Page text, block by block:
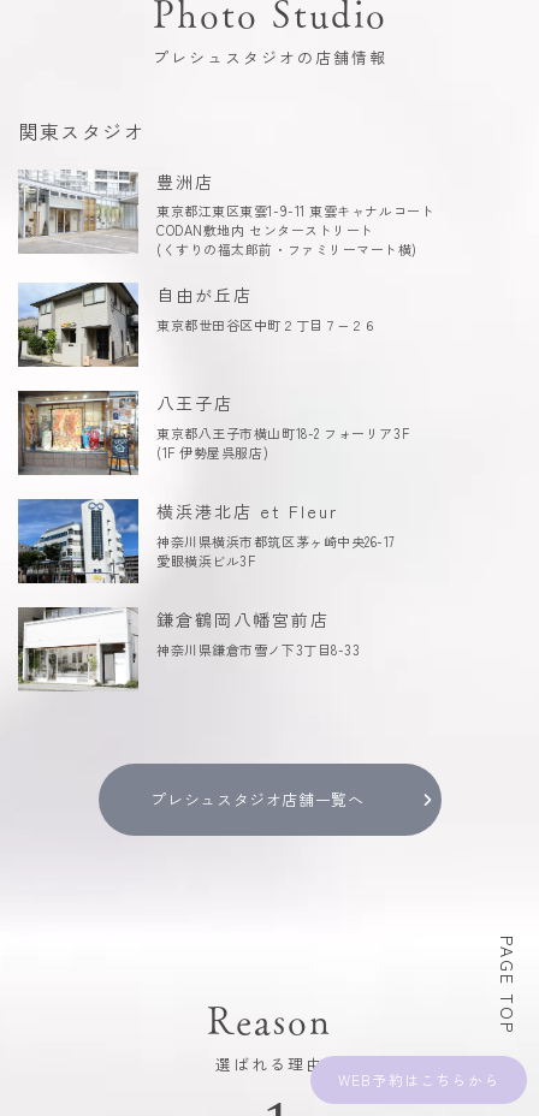
WEB予約
プレシュスタジオの店舗情報
関東スタジオ
豊洲店
東京都江東区東雲1-9-11 東雲キャナルコート
CODAN敷地内 センターストリート
(くすりの福太郎前・ファミリーマート横)
自由が丘店
東京都世田谷区中町２丁目７−２６
八王子店
東京都八王子市横山町18-2 フォーリア3F
(1F 伊勢屋呉服店)
横浜港北店 et Fleur
神奈川県横浜市都筑区茅ヶ崎中央26-17
愛眼横浜ビル3F
鎌倉鶴岡八幡宮前店
神奈川県鎌倉市雪ノ下3丁目8-33
プレシュスタジオ店舗一覧へ
Reason
選ばれる理由
PAGE TOP